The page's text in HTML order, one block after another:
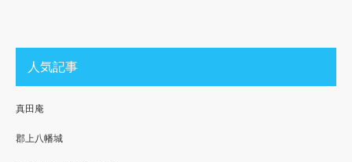
人気記事
真田庵
郡上八幡城